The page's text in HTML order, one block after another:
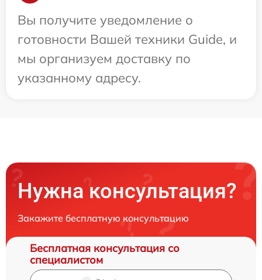
Вы получите уведомление о
готовности Вашей техники Guide, и
мы организуем доставку по
указанному адресу.
Нужна консультация?
Закажите бесплатную консультацию
Бесплатная консультация со
специалистом